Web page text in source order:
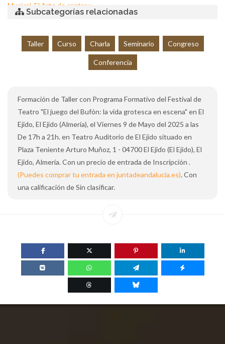
Musical. El Arte de cantar y
contar en escena"
Subcategorías relacionadas
Taller Curso Charla Seminario Congreso
Conferencia
Formación de Taller con Programa Formativo del Festival de
Teatro "El juego del Bufón: la vida grotesca en escena" en El
Ejido, El Ejido (Almería), el Viernes 9 de Mayo del 2025 a las
De 17h a 21h. en Teatro Auditorio de El Ejido situado en
Plaza Teniente Arturo Muñoz, 1 - 04700 El Ejido (El Ejido), El
Ejido, Almería. Con un precio de entrada de Inscripción .
(Puedes comprar tu entrada en juntadeandalucia.es). Con
una calificación de Sin clasificar.